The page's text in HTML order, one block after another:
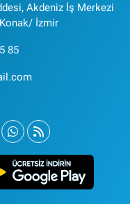
Akdeniz İş Merkezi
İzmir
85